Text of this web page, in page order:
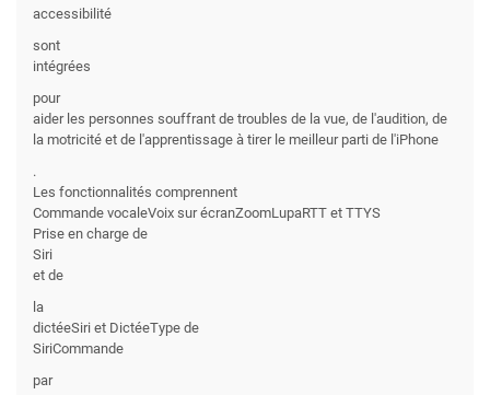
accessibilité
sont
intégrées
pour
aider les personnes souffrant de troubles de la vue, de l'audition, de
la motricité et de l'apprentissage à tirer le meilleur parti de l'iPhone
.
Les fonctionnalités comprennent
Commande vocaleVoix sur écranZoomLupaRTT et TTYS
Prise en charge de
Siri
et de
la
dictéeSiri et DictéeType de
SiriCommande
par